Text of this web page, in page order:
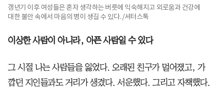
갱년기 이후 여성들은 혼자 생각하는 버릇에 익숙해지고 외로움과 건강에
대한 불안 속에서 마음의 병이 생길 수 있다. /셔터스톡
이상한 사람이 아니라, 아픈 사람일 수 있다
그 시절 나는 사람들을 잃었다. 오래된 친구가 멀어졌고, 가
깝던 지인들과도 거리가 생겼다. 서운했다. 그리고 자책했다.